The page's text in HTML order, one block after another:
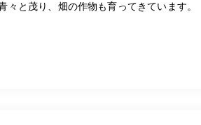
と茂り、畑の作物も育ってきています。